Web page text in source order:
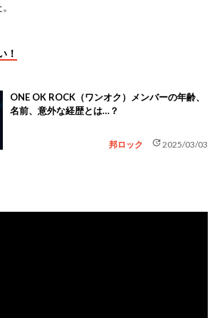
！
ONE OK ROCK（ワンオク）メンバーの年齢、
名前、意外な経歴とは…？
邦ロック update2025/03/03